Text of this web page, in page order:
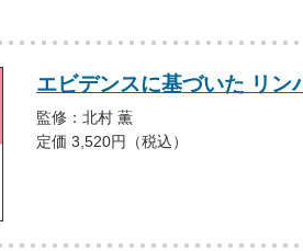
エビデンスに基づいた リン
監修：北村 薫
定価 3,520円（税込）